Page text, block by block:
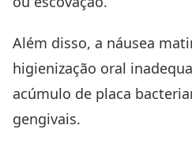
Além disso, a náusea
higienização oral
acúmulo de placa
gengivais.